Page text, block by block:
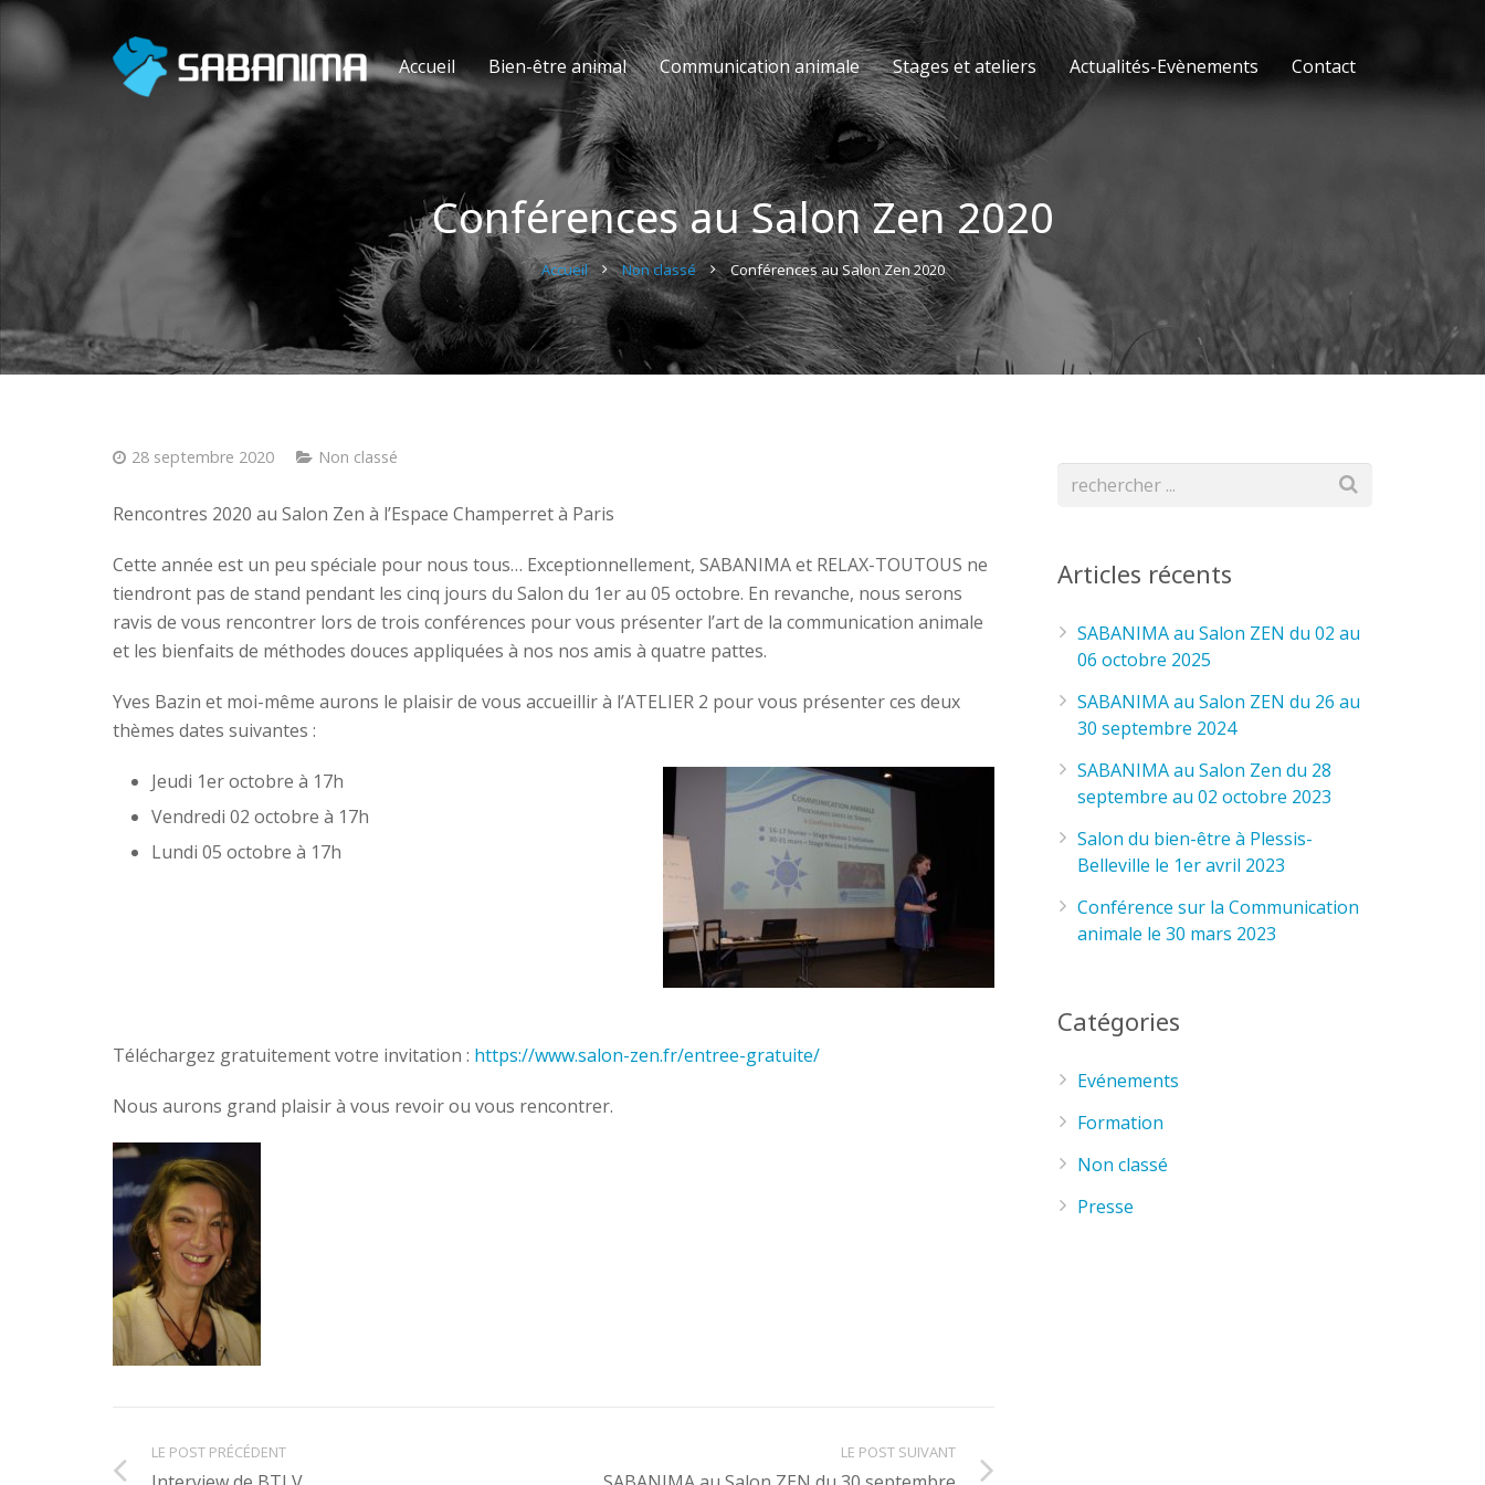
Accueil Bien-être animal Communication animale Stages et ateliers Actualités-Evènements Contact
Conférences au Salon Zen 2020
Accueil Non classé Conférences au Salon Zen 2020
28 septembre 2020 Non classé
Rencontres 2020 au Salon Zen à l’Espace Champerret à Paris
Cette année est un peu spéciale pour nous tous… Exceptionnellement, SABANIMA et RELAX-TOUTOUS ne
tiendront pas de stand pendant les cinq jours du Salon du 1er au 05 octobre. En revanche, nous serons
ravis de vous rencontrer lors de trois conférences pour vous présenter l’art de la communication animale
et les bienfaits de méthodes douces appliquées à nos nos amis à quatre pattes.
Yves Bazin et moi-même aurons le plaisir de vous accueillir à l’ATELIER 2 pour vous présenter ces deux
thèmes dates suivantes :
Jeudi 1er octobre à 17h
Vendredi 02 octobre à 17h
Lundi 05 octobre à 17h
Téléchargez gratuitement votre invitation : https://www.salon-zen.fr/entree-gratuite/
Nous aurons grand plaisir à vous revoir ou vous rencontrer.
LE POST PRÉCÉDENT LE POST SUIVANT
Articles récents
SABANIMA au Salon ZEN du 02 au
06 octobre 2025
SABANIMA au Salon ZEN du 26 au
30 septembre 2024
SABANIMA au Salon Zen du 28
septembre au 02 octobre 2023
Salon du bien-être à Plessis-
Belleville le 1er avril 2023
Conférence sur la Communication
animale le 30 mars 2023
Catégories
Evénements
Formation
Non classé
Presse